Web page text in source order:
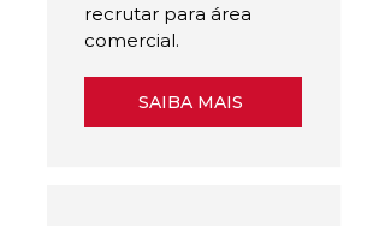
recrutar para área
comercial.
SAIBA MAIS